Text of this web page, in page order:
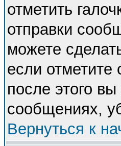
отметить
отправки
можете
если
после этого
сообщениях,
Вернуться к